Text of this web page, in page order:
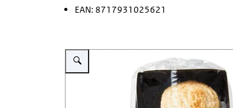
EAN: 8717931025621
Vergroot afbeelding Van Dam Kokosmakronen